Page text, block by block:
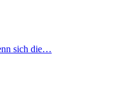
sich die…